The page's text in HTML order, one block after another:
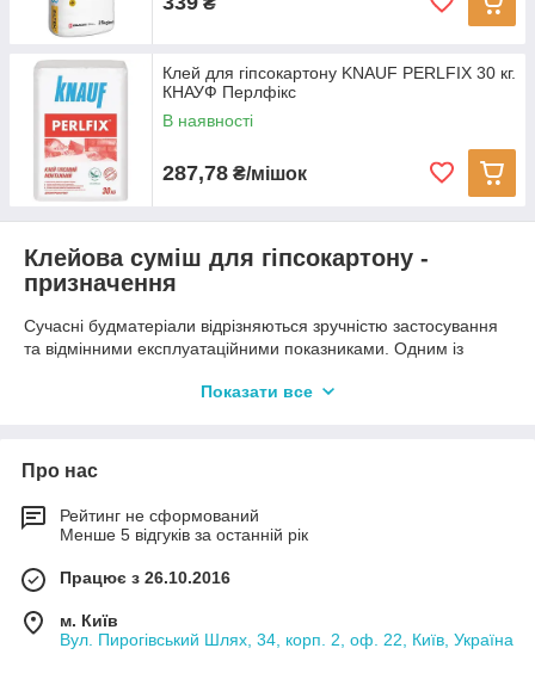
Клей для гіпсокартону KNAUF PERLFIX 30 кг.
КНАУФ Перлфікс
В наявності
287,78 ₴/мішок
Клейова суміш для гіпсокартону -
призначення
Сучасні будматеріали відрізняються зручністю застосування
та відмінними експлуатаційними показниками. Одним із
можна швидко, без зайвих трудових та фінансових витрат,
для здоров'я людини. Монтаж гіпсокартонних плит
виконується двома способами - на дерев'яну або металеву
решетування або ж на спеціальний клей по гіпсокартону.
Порівняно з методом, що вимагає споруди основи, клейовий
спосіб набагато економічніший, не вимагає покупки
додаткових металовиробів. Єдина умова для надійності
конструкцій - купити підходящий монтажний клей, щоб
Показати все
Про нас
Рейтинг не сформований
Менше 5 відгуків за останній рік
Працює з 26.10.2016
м. Київ
Вул. Пирогівський Шлях, 34, корп. 2, оф. 22, Київ, Україна